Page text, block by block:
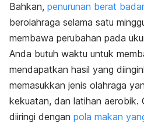
Bahkan, penurunan berat
berolahraga selama satu
membawa perubahan pada
Anda butuh waktu untuk
mendapatkan hasil yang
memasukkan jenis olahraga
kekuatan, dan latihan aerobik.
diiringi dengan pola makan